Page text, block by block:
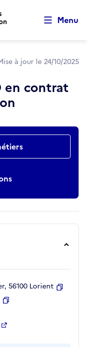
principal
Menu
à jour le 24/10/2025
en contrat
56100 Lorient